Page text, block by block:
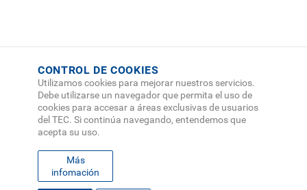
CONTROL DE COOKIES
Utilizamos cookies para mejorar nuestros servicios.
Debe utilizarse un navegador que permita el uso de
cookies para accesar a áreas exclusivas de usuarios
del TEC. Si continúa navegando, entendemos que
acepta su uso.
Más
infomación